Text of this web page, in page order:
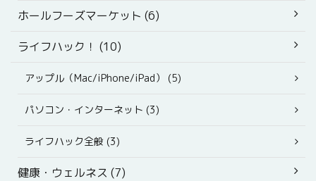
ホールフーズマーケット (6)
ライフハック！ (10)
アップル（Mac/iPhone/iPad） (5)
パソコン・インターネット (3)
ライフハック全般 (3)
健康・ウェルネス (7)